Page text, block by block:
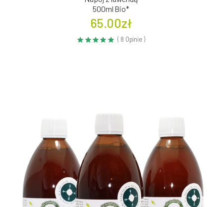
500ml Bio*
65.00zł
( 8 Opinie )